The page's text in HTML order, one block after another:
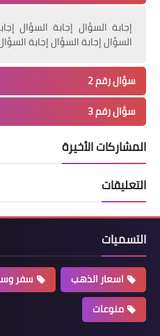
إجابة السؤال إجابة السؤال
السؤال إجابة السؤال إجابة
سؤال رقم 2
سؤال رقم 3
المشاركات الأخيرة
التعليقات
التسميات
اسعار الذهب سفر
منوعات